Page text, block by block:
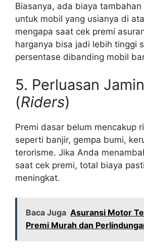
Biasanya, ada biaya tambahan
untuk mobil yang usianya di
mengapa saat cek premi
harganya bisa jadi lebih tinggi
persentase dibanding mobil
5. Perluasan
(Riders)
Premi dasar belum mencakup
seperti banjir, gempa bumi,
terorisme. Jika Anda
saat cek premi, total biaya
meningkat.
Baca Juga Asuransi Motor
Premi Murah dan